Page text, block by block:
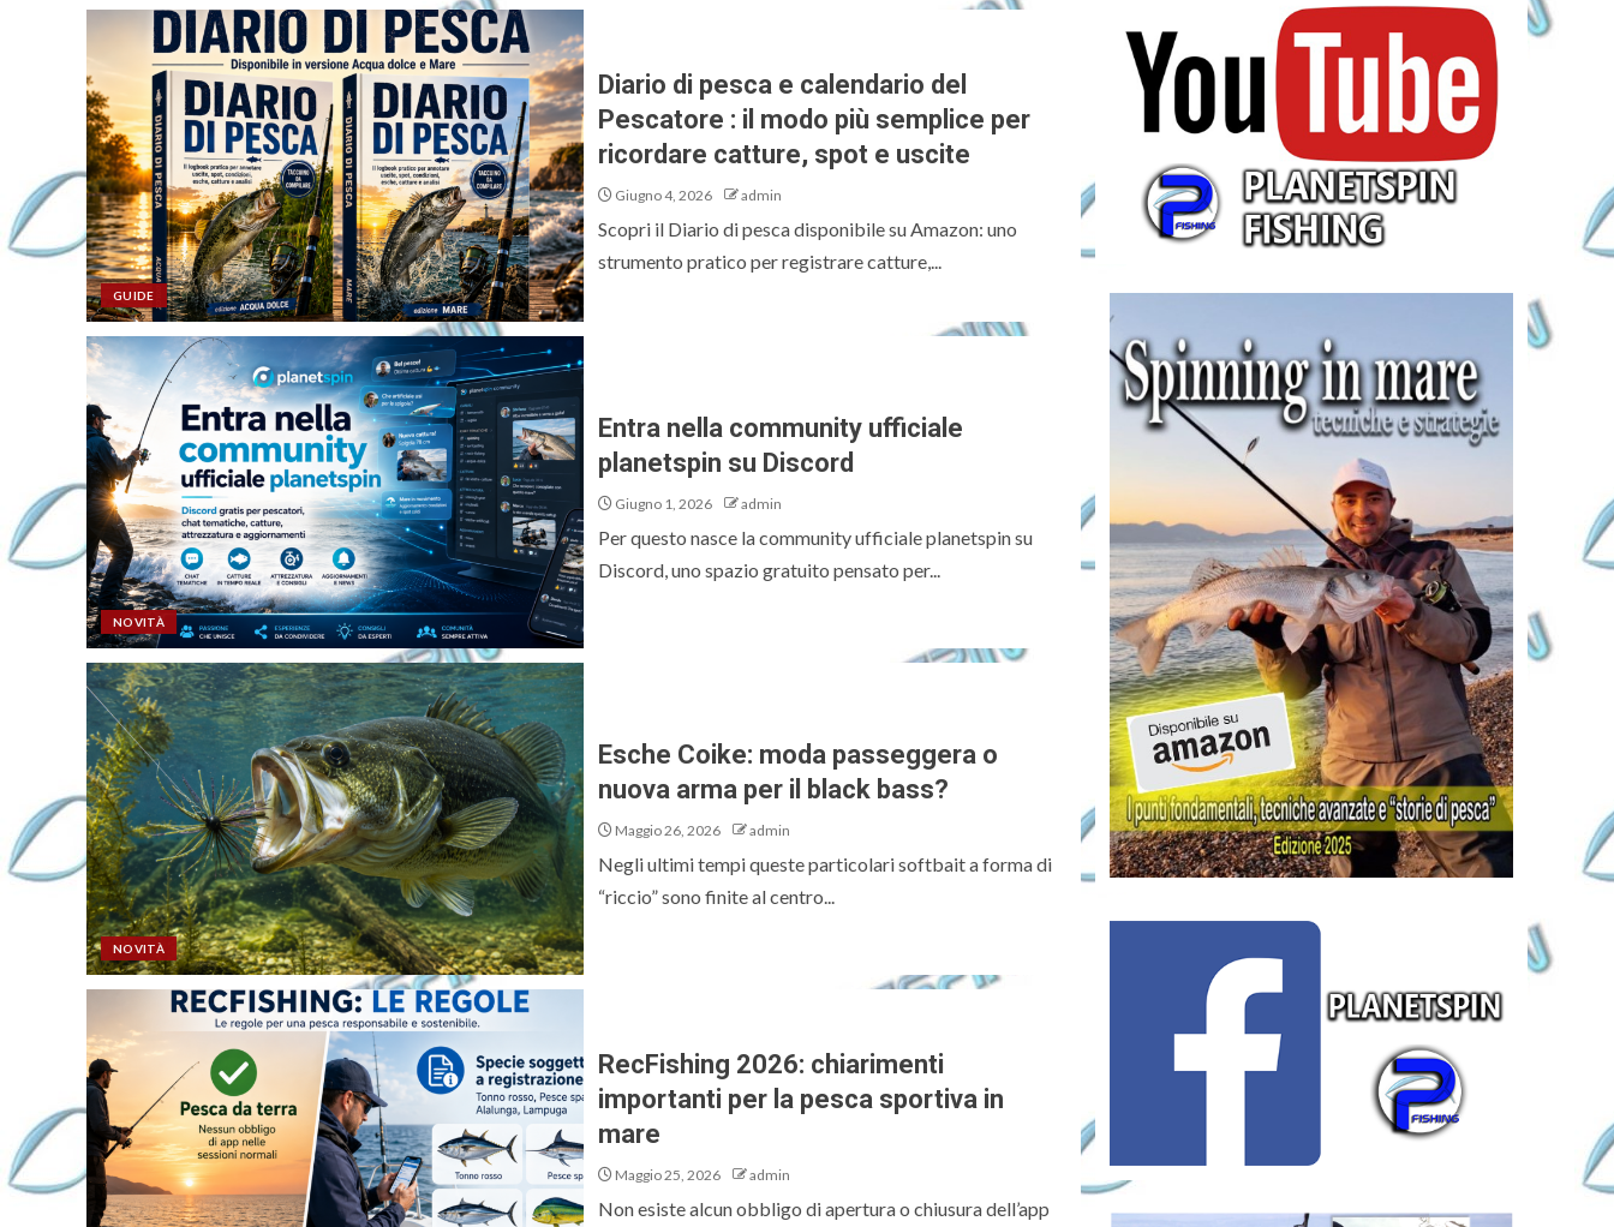
GUIDE
Diario di pesca e calendario del
Pescatore : il modo più semplice per
ricordare catture, spot e uscite
Giugno 4, 2026 admin
Scopri il Diario di pesca disponibile su Amazon: uno
strumento pratico per registrare catture,...
NOVITÀ
Entra nella community ufficiale
planetspin su Discord
Giugno 1, 2026 admin
Per questo nasce la community ufficiale planetspin su
Discord, uno spazio gratuito pensato per...
NOVITÀ
Esche Coike: moda passeggera o
nuova arma per il black bass?
Maggio 26, 2026 admin
Negli ultimi tempi queste particolari softbait a forma di
“riccio” sono finite al centro...
RecFishing 2026: chiarimenti
importanti per la pesca sportiva in
mare
Maggio 25, 2026 admin
Non esiste alcun obbligo di apertura o chiusura dell’app